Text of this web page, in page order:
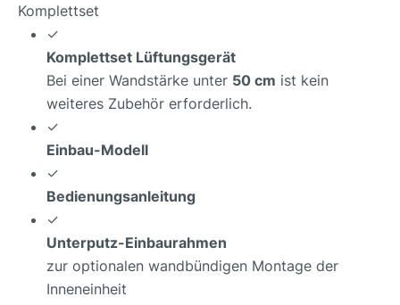
Komplettset
✓
Komplettset Lüftungsgerät
Bei einer Wandstärke unter 50 cm ist kein
weiteres Zubehör erforderlich.
✓
Einbau-Modell
✓
Bedienungsanleitung
✓
Unterputz-Einbaurahmen
zur optionalen wandbündigen Montage der
Inneneinheit